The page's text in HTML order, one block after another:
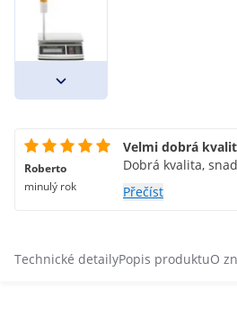
Roberto
minulý rok
Velmi dobrá
Dobrá kvalita,
Přečíst
Technické detailyPopis produktuO